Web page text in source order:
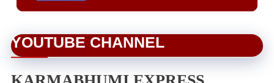
YOUTUBE CHANNEL